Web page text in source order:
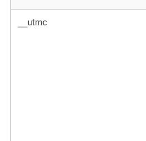
__utmc